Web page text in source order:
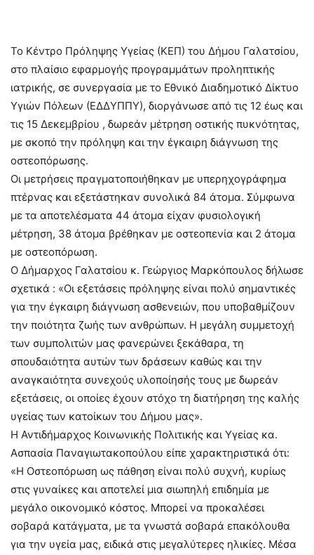
Το Κέντρο Πρόληψης Υγείας (ΚΕΠ) του Δήμου Γαλατσίου,
στο πλαίσιο εφαρμογής προγραμμάτων προληπτικής
ιατρικής, σε συνεργασία με το Εθνικό Διαδημοτικό Δίκτυο
Υγιών Πόλεων (ΕΔΔΥΠΠΥ), διοργάνωσε από τις 12 έως και
τις 15 Δεκεμβρίου , δωρεάν μέτρηση οστικής πυκνότητας,
με σκοπό την πρόληψη και την έγκαιρη διάγνωση της
οστεοπόρωσης.
Οι μετρήσεις πραγματοποιήθηκαν με υπερηχογράφημα
πτέρνας και εξετάστηκαν συνολικά 84 άτομα. Σύμφωνα
με τα αποτελέσματα 44 άτομα είχαν φυσιολογική
μέτρηση, 38 άτομα βρέθηκαν με οστεοπενία και 2 άτομα
με οστεοπόρωση.
Ο Δήμαρχος Γαλατσίου κ. Γεώργιος Μαρκόπουλος δήλωσε
σχετικά : «Οι εξετάσεις πρόληψης είναι πολύ σημαντικές
για την έγκαιρη διάγνωση ασθενειών, που υποβαθμίζουν
την ποιότητα ζωής των ανθρώπων. Η μεγάλη συμμετοχή
των συμπολιτών μας φανερώνει ξεκάθαρα, τη
σπουδαιότητα αυτών των δράσεων καθώς και την
αναγκαιότητα συνεχούς υλοποίησής τους με δωρεάν
εξετάσεις, οι οποίες έχουν στόχο τη διατήρηση της καλής
υγείας των κατοίκων του Δήμου μας».
Η Αντιδήμαρχος Κοινωνικής Πολιτικής και Υγείας κα.
Ασπασία Παναγιωτακοπούλου είπε χαρακτηριστικά ότι:
«Η Οστεοπόρωση ως πάθηση είναι πολύ συχνή, κυρίως
στις γυναίκες και αποτελεί μια σιωπηλή επιδημία με
μεγάλο οικονομικό κόστος. Μπορεί να προκαλέσει
σοβαρά κατάγματα, με τα γνωστά σοβαρά επακόλουθα
για την υγεία μας, ειδικά στις μεγαλύτερες ηλικίες. Μέσα